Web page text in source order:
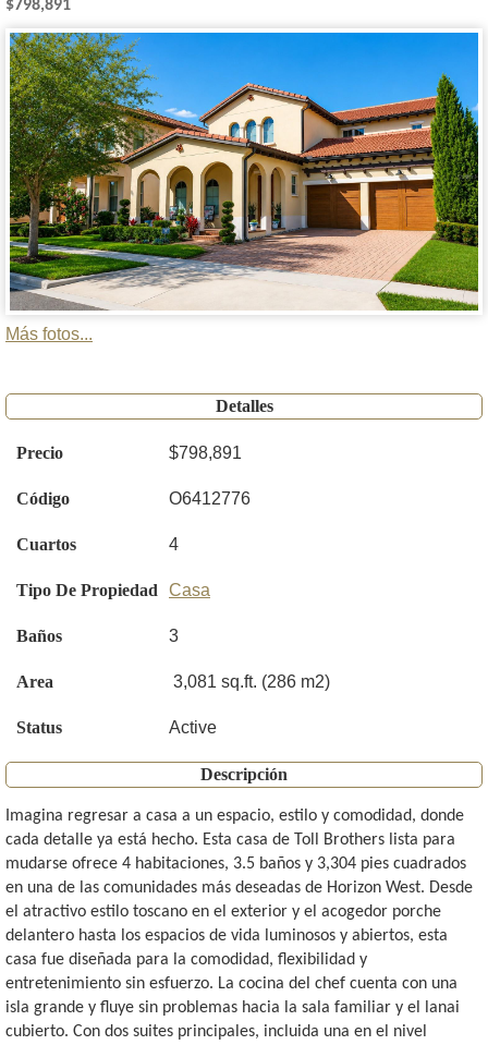
$798,891
Más fotos...
Detalles
Precio $798,891
Código O6412776
Cuartos 4
Tipo De Propiedad Casa
Baños 3
Area 3,081 sq.ft. (286 m2)
Status Active
Descripción
Imagina regresar a casa a un espacio, estilo y comodidad, donde
cada detalle ya está hecho. Esta casa de Toll Brothers lista para
mudarse ofrece 4 habitaciones, 3.5 baños y 3,304 pies cuadrados
en una de las comunidades más deseadas de Horizon West. Desde
el atractivo estilo toscano en el exterior y el acogedor porche
delantero hasta los espacios de vida luminosos y abiertos, esta
casa fue diseñada para la comodidad, flexibilidad y
entretenimiento sin esfuerzo. La cocina del chef cuenta con una
isla grande y fluye sin problemas hacia la sala familiar y el lanai
cubierto. Con dos suites principales, incluida una en el nivel